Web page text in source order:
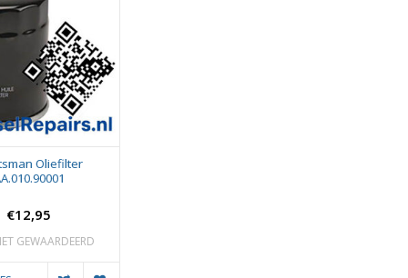
Oliefilter
€12,95
GEWAARDEERD